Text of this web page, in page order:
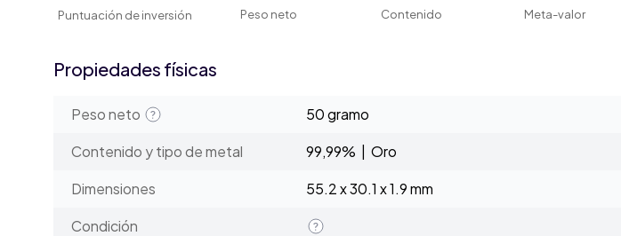
Puntuación de inversión Peso neto Contenido Meta-valor
Propiedades físicas
Peso neto
50 gramo
Contenido y tipo de metal
99,99% | Oro
Dimensiones
55.2 x 30.1 x 1.9 mm
Condición